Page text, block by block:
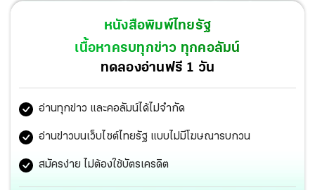
จึงจะหาย
หนังสือพิมพ์ไทยรัฐ
เนื้อหาครบทุกข่าว ทุกคอลัมน์
ทดลองอ่านฟรี 1 วัน
อ่านทุกข่าว และคอลัมน์ได้ไม่จำกัด
อ่านข่าวบนเว็บไซต์ไทยรัฐ แบบไม่มีโฆษณารบกวน
สมัครง่าย ไม่ต้องใช้บัตรเครดิต